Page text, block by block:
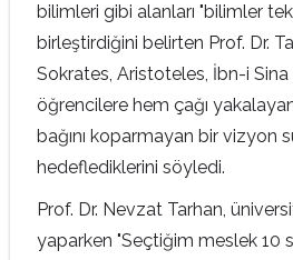
bilimleri gibi alanları "bilimler
birleştirdiğini belirten Prof. Dr.
Sokrates, Aristoteles, İbn-i
öğrencilere hem çağı
bağını koparmayan bir vizyon
hedeflediklerini söyledi.
Prof. Dr. Nevzat Tarhan,
yaparken "Seçtiğim meslek 10